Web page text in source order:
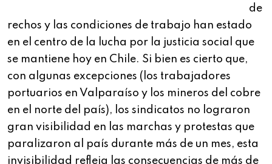
de
rechos y las condiciones de trabajo han estado
en el centro de la lucha por la justicia social que
se mantiene hoy en Chile. Si bien es cierto que,
con algunas excepciones (los trabajadores
portuarios en Valparaíso y los mineros del cobre
en el norte del país), los sindicatos no lograron
gran visibilidad en las marchas y protestas que
paralizaron al país durante más de un mes, esta
invisibilidad refleja las consecuencias de más de